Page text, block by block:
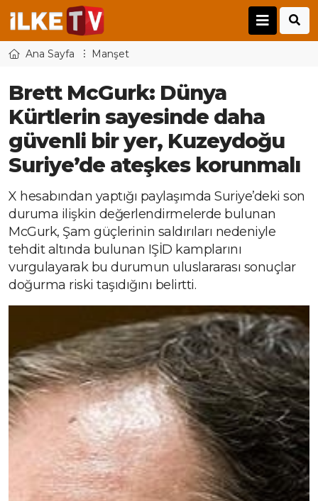
Ana Sayfa Manşet
Brett McGurk: Dünya
Kürtlerin sayesinde daha
güvenli bir yer, Kuzeydoğu
Suriye’de ateşkes korunmalı
X hesabından yaptığı paylaşımda Suriye’deki son
duruma ilişkin değerlendirmelerde bulunan
McGurk, Şam güçlerinin saldırıları nedeniyle
tehdit altında bulunan IŞİD kamplarını
vurgulayarak bu durumun uluslararası sonuçlar
doğurma riski taşıdığını belirtti.